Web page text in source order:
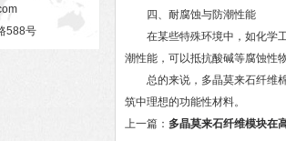
588号
四、耐腐蚀与防潮性能
在某些特殊环境中，如化学工
潮性能，可以抵抗酸碱等腐蚀性
总的来说，多晶莫来石纤维棉
筑中理想的功能性材料。
上一篇： 多晶莫来石纤维模块在